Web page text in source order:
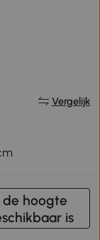
Vergelijk
de hoogte
is